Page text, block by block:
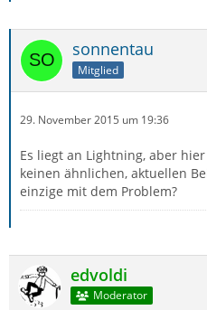
sonnentau
Mitglied
29. November 2015 um 19:36
Es liegt an Lightning, aber
keinen ähnlichen, aktuellen
einzige mit dem Problem?
edvoldi
Moderator